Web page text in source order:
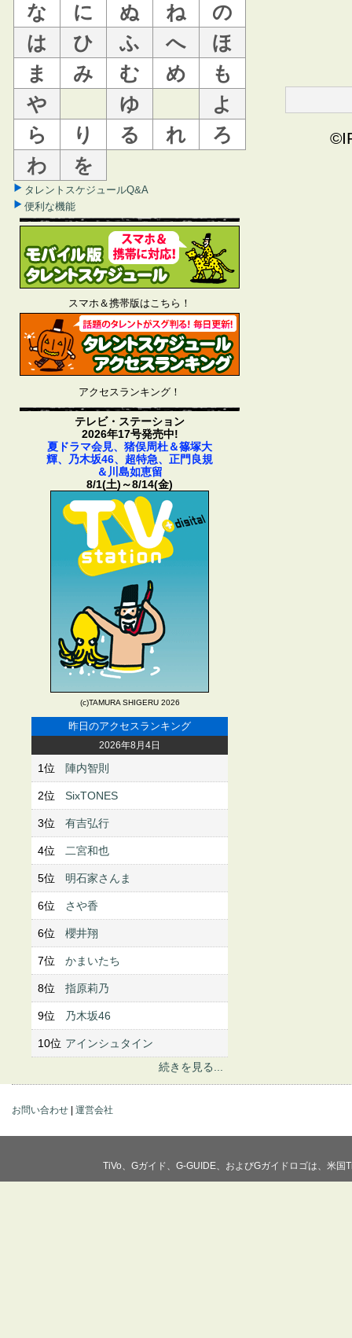
な
に ぬ ね
の
は
ひ ふ へ
ほ
ま
み む め
も
や
ゆ
よ
ら
り る れ
ろ
わ
を
タレントスケジュールQ&A
便利な機能
スマホ＆携帯版はこちら！
アクセスランキング！
テレビ・ステーション
2026年17号発売中!
夏ドラマ会見、猪俣周杜＆篠塚大
輝、乃木坂46、超特急、正門良規
＆川島如恵留
8/1(土)～8/14(金)
(c)TAMURA SHIGERU 2026
昨日のアクセスランキング
2026年8月4日
1位 陣内智則
2位 SixTONES
3位 有吉弘行
4位 二宮和也
5位 明石家さんま
6位 さや香
6位 櫻井翔
7位 かまいたち
8位 指原莉乃
9位 乃木坂46
10位 アインシュタイン
続きを見る...
お問い合わせ 運営会社
TiVo、Gガイド、G-GUIDE、およびGガイドロゴは、米